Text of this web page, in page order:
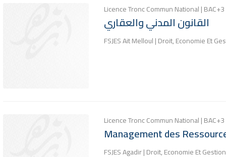
Licence Tronc Commun National | BAC+3
القانون المدني والعقاري
FSJES Ait Melloul | Droit, Economie Et
Licence Tronc Commun National | BAC+3
Management des
FSJES Agadir | Droit, Economie Et Gestion